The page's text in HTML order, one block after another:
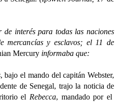
para todas las naciones
mercancías y esclavos; el 11 de
Mercury informaba que:
, bajo el mando del capitán Webster,
de Senegal, trajo la noticia de
el Rebecca, mandado por el